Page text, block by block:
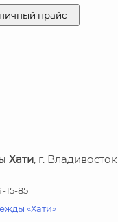
прайс
Хати, г. Владивосток
15-85
«Хати»